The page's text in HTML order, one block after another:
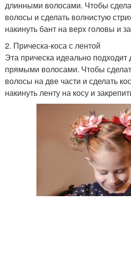
длинными волосами. Чтобы
волосы и сделать волнистую
накинуть бант на верх головы и
2. Прическа-коса с лентой
Эта прическа идеально подходит
прямыми волосами. Чтобы
волосы на две части и сделать
накинуть ленту на косу и